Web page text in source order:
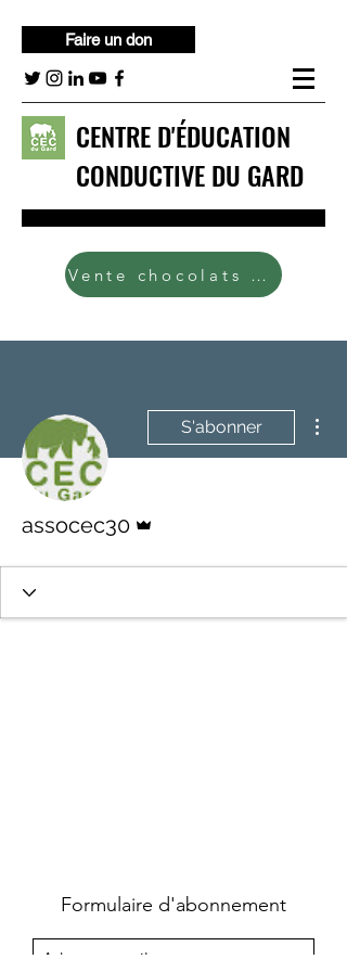
Faire un don
CENTRE D'ÉDUCATION
CONDUCTIVE DU GARD
Vente chocolats 2024
S'abonner
assocec30
Formulaire d'abonnement